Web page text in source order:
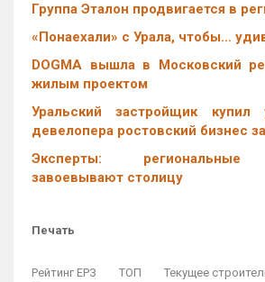
Группа Эталон продвигается в
«Понаехали» с Урала, чтобы…
DOGMA вышла в Московский
жилым проектом
Уральский застройщик купил
девелопера ростовский бизнес
Эксперты: региональные
завоевывают столицу
Печать
Рейтинг ЕРЗ ТОП
Текущее